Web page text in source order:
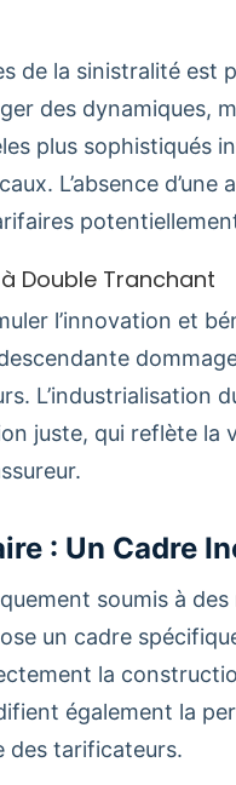
de la sinistralité est
des dynamiques,
plus sophistiqués
L’absence
Double Tranchant
l’innovation et
L’industrialisation
juste, qui reflète la
: Un Cadre
soumis à
un cadre
la
également la
des tarificateurs.